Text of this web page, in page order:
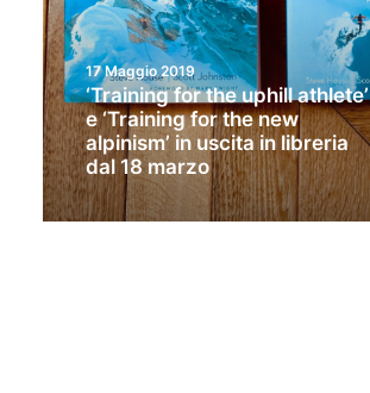
17 Maggio 2019
‘Training for the uphill athlete’
e ‘Training for the new
alpinism’ in uscita in libreria
dal 18 marzo